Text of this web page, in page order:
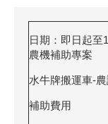
日期：即日起至
農機補助專案
水牛牌搬運車-
補助費用